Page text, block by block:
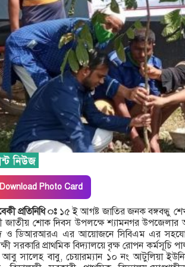
Download Photo Card
প্রতিনিধি ঃ১৫ ই আগষ্ট জাতির জনক বঙ্গবন্ধু
জাতীয় শোক দিবস উপলক্ষে শ্যামনগর
ও ডিআরআরএ এর আয়োজনে সিবিএম এর
সরকারি প্রাথমিক বিদ্যালয়ে বৃক্ষ রোপন
সালেহ বাবু, চেয়ারম্যান ১০ নং আটুলিয়া